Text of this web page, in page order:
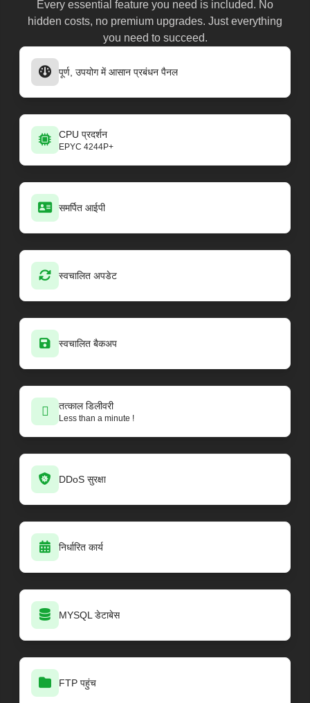
Every essential feature you need is included. No
hidden costs, no premium upgrades. Just everything
you need to succeed.
पूर्ण, उपयोग में आसान प्रबंधन पैनल
CPU प्रदर्शन
EPYC 4244P+
समर्पित आईपी
स्वचालित अपडेट
स्वचालित बैकअप
तत्काल डिलीवरी
Less than a minute !
DDoS सुरक्षा
निर्धारित कार्य
MYSQL डेटाबेस
FTP पहुंच